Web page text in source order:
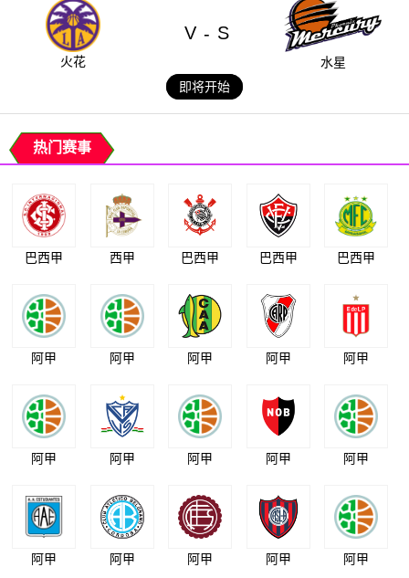
火花
V - S
水星
即将开始
热门赛事
巴西甲 西甲 巴西甲 巴西甲 巴西甲
阿甲 阿甲 阿甲 阿甲 阿甲
阿甲 阿甲 阿甲 阿甲 阿甲
阿甲 阿甲 阿甲 阿甲 阿甲